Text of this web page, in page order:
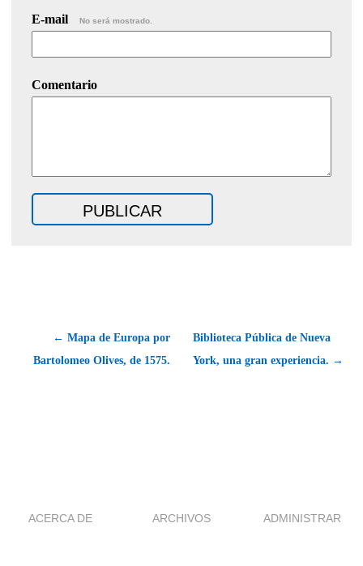
E-mail No será mostrado.
Comentario
← Mapa de Europa por
Bartolomeo Olives, de 1575.
Biblioteca Pública de Nueva
York, una gran experiencia. →
ACERCA DE ARCHIVOS ADMINISTRAR